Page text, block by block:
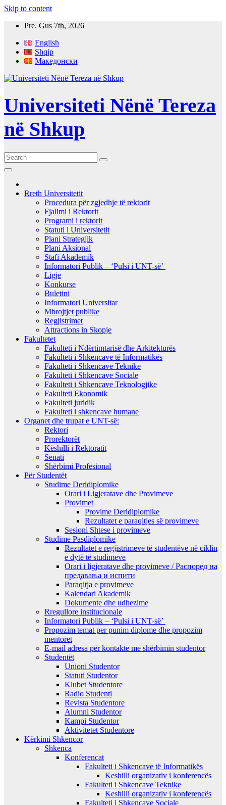
Skip to content
Pre. Gus 7th, 2026
English
Shqip
Македонски
Universiteti Nënë Tereza
në Shkup
Rreth Universitetit
Procedura për zgjedhje të rektorit
Fjalimi i Rektorit
Programi i rektorit
Statuti i Universitetit
Plani Strategjik
Plani Aksional
Stafi Akademik
Informatori Publik – ‘Pulsi i UNT-së’
Ligje
Konkurse
Buletini
Informatori Universitar
Mbrojtjet publike
Regjistrimet
Attractions in Skopje
Fakultetet
Fakulteti i Ndërtimtarisë dhe Arkitekturës
Fakulteti i Shkencave të Informatikës
Fakulteti i Shkencave Teknike
Fakulteti i Shkencave Sociale
Fakulteti i Shkencave Teknologjike
Fakulteti Ekonomik
Fakulteti juridik
Fakulteti i shkencave humane
Organet dhe trupat e UNT-së:
Rektori
Prorektorët
Këshilli i Rektoratit
Senati
Shërbimi Profesional
Për Studentët
Studime Deridiplomike
Orari i Ligjeratave dhe Provimeve
Provimet
Provime Deridiplomike
Rezultatet e paraqitjes së provimeve
Sesioni Shtese i provimeve
Studime Pasdiplomike
Rezultatet e regjistrimeve të studentëve në ciklin
e dytë të studimeve
Orari i ligjeratave dhe provimeve / Распоред на
предавањa и испити
Paraqitja e provimeve
Kalendari Akademik
Dokumente dhe udhezime
Rregullore institucionale
Informatori Publik – ‘Pulsi i UNT-së’
Propozim temat per punim diplome dhe propozim
mentoret
E-mail adresa për kontakte me shërbimin studentor
Studentët
Unioni Studentor
Statuti Studentor
Klubet Studentore
Radio Studenti
Revista Studentore
Alumni Studentor
Kampi Studentor
Aktivitetet Studentore
Kërkimi Shkencor
Shkenca
Konferencat
Fakulteti i Shkencave të Informatikës
Keshilli organizativ i konferencës
Fakulteti i Shkencave Teknike
Keshilli organizativ i konferencës
Fakulteti i Shkencave Sociale